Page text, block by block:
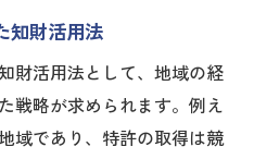
知財活用法
財活用法として、地域の経
戦略が求められます。例え
域であり、特許の取得は競